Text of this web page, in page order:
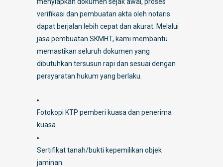
verifikasi dan pembuatan akta oleh notaris
dapat berjalan lebih cepat dan akurat. Melalui
jasa pembuatan SKMHT, kami membantu
memastikan seluruh dokumen yang
dibutuhkan tersusun rapi dan sesuai dengan
persyaratan hukum yang berlaku.
Fotokopi KTP pemberi kuasa dan penerima
kuasa.
Sertifikat tanah/bukti kepemilikan objek
jaminan.